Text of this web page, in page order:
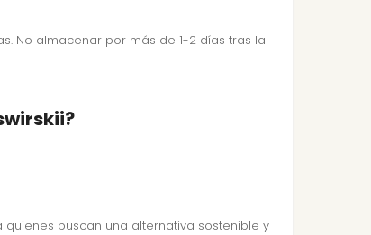
No almacenar por más de 1-2 días tras la
buscan una alternativa sostenible y